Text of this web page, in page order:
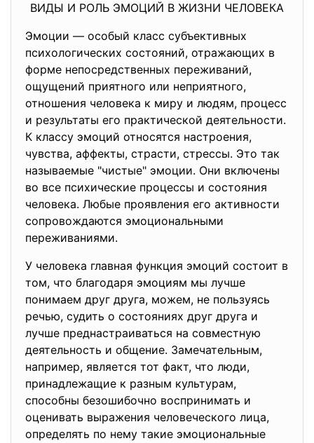
ВИДЫ И РОЛЬ ЭМОЦИЙ В ЖИЗНИ ЧЕЛОВЕКА
Эмоции — особый класс субъективных
психологических состояний, отражающих в
форме непосредственных переживаний,
ощущений приятного или неприятного,
отношения человека к миру и людям, процесс
и результаты его практической деятельности.
К классу эмоций относятся настроения,
чувства, аффекты, страсти, стрессы. Это так
называемые "чистые" эмоции. Они включены
во все психические процессы и состояния
человека. Любые проявления его активности
сопровождаются эмоциональными
переживаниями.
У человека главная функция эмоций состоит в
том, что благодаря эмоциям мы лучше
понимаем друг друга, можем, не пользуясь
речью, судить о состояниях друг друга и
лучше преднастраиваться на совместную
деятельность и общение. Замечательным,
например, является тот факт, что люди,
принадлежащие к разным культурам,
способны безошибочно воспринимать и
оценивать выражения человеческого лица,
определять по нему такие эмоциональные